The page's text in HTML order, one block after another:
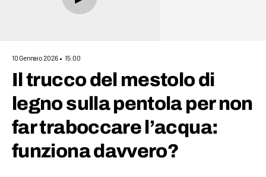
10 Gennaio 2026 15:00
Il trucco del mestolo di
legno sulla pentola per non
far traboccare l’acqua:
funziona davvero?